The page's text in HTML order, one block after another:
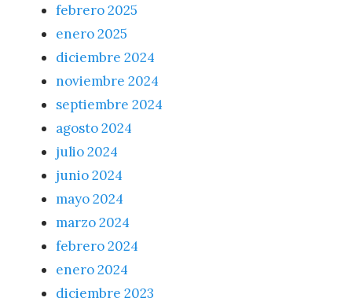
febrero 2025
enero 2025
diciembre 2024
noviembre 2024
septiembre 2024
agosto 2024
julio 2024
junio 2024
mayo 2024
marzo 2024
febrero 2024
enero 2024
diciembre 2023